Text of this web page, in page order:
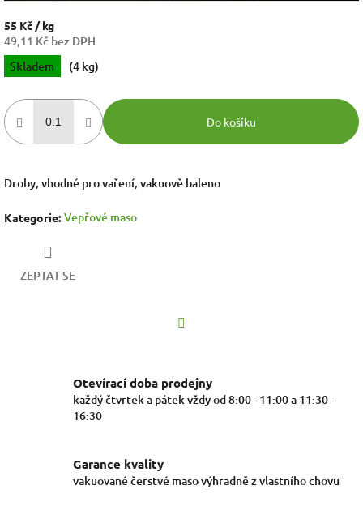
55 Kč / kg
49,11 Kč bez DPH
Měrná
cena:
Skladem (4 kg)
Do košíku
Droby, vhodné pro vaření, vakuově baleno
Kategorie: Vepřové maso
ZEPTAT SE
Otevírací doba prodejny
každý čtvrtek a pátek vždy od 8:00 - 11:00 a 11:30 -
16:30
Garance kvality
vakuované čerstvé maso výhradně z vlastního chovu